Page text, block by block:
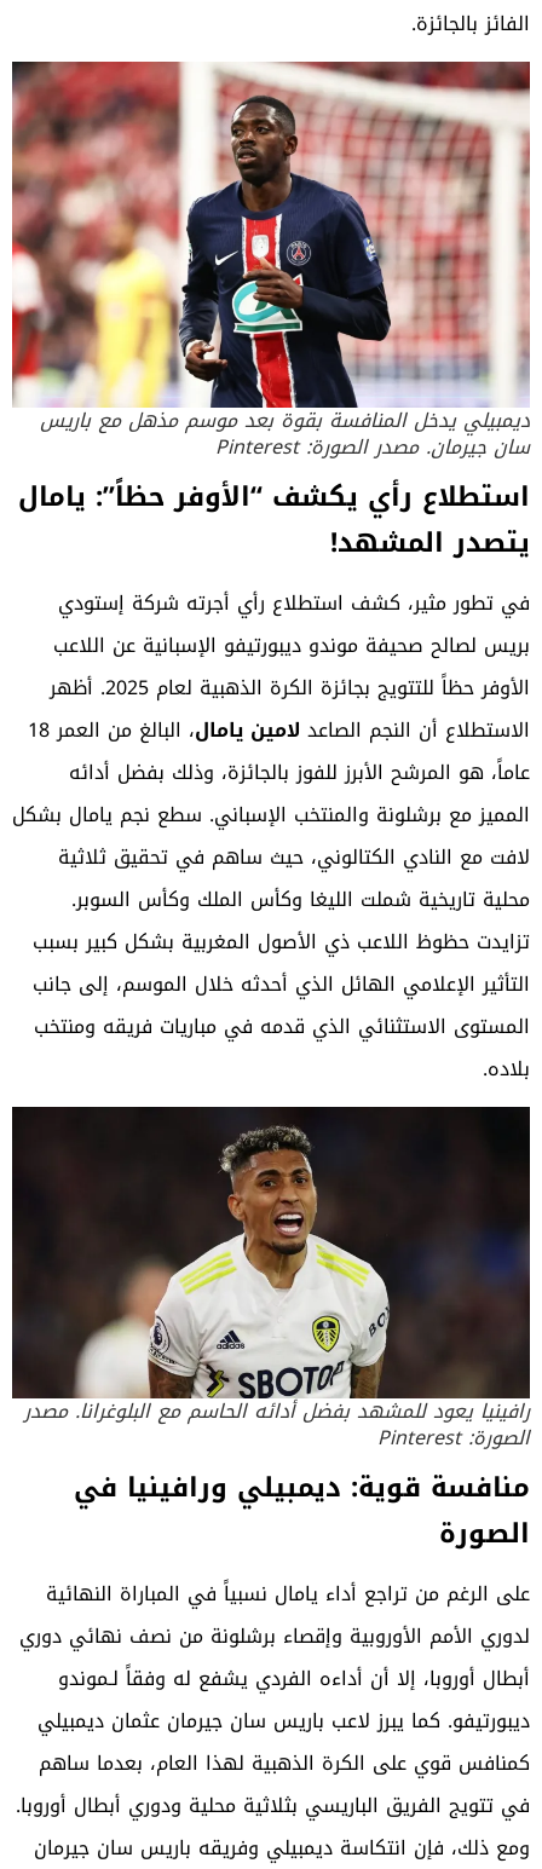
الفائز بالجائزة.
ديمبيلي يدخل المنافسة بقوة بعد موسم مذهل مع باريس
سان جيرمان. مصدر الصورة: Pinterest
استطلاع رأي يكشف “الأوفر حظاً”: يامال
يتصدر المشهد!
في تطور مثير، كشف استطلاع رأي أجرته شركة إستودي
بريس لصالح صحيفة موندو ديبورتيفو الإسبانية عن اللاعب
الأوفر حظاً للتتويج بجائزة الكرة الذهبية لعام 2025. أظهر
الاستطلاع أن النجم الصاعد لامين يامال
، البالغ من العمر 18
عاماً، هو المرشح الأبرز للفوز بالجائزة، وذلك بفضل أدائه
المميز مع برشلونة والمنتخب الإسباني. سطع نجم يامال بشكل
لافت مع النادي الكتالوني، حيث ساهم في تحقيق ثلاثية
محلية تاريخية شملت الليغا وكأس الملك وكأس السوبر.
تزايدت حظوظ اللاعب ذي الأصول المغربية بشكل كبير بسبب
التأثير الإعلامي الهائل الذي أحدثه خلال الموسم، إلى جانب
المستوى الاستثنائي الذي قدمه في مباريات فريقه ومنتخب
بلاده.
رافينيا يعود للمشهد بفضل أدائه الحاسم مع البلوغرانا. مصدر
الصورة: Pinterest
منافسة قوية: ديمبيلي ورافينيا في
الصورة
على الرغم من تراجع أداء يامال نسبياً في المباراة النهائية
لدوري الأمم الأوروبية وإقصاء برشلونة من نصف نهائي دوري
أبطال أوروبا، إلا أن أداءه الفردي يشفع له وفقاً لـموندو
ديبورتيفو. كما يبرز لاعب باريس سان جيرمان عثمان ديمبيلي
كمنافس قوي على الكرة الذهبية لهذا العام، بعدما ساهم
في تتويج الفريق الباريسي بثلاثية محلية ودوري أبطال أوروبا.
ومع ذلك، فإن انتكاسة ديمبيلي وفريقه باريس سان جيرمان